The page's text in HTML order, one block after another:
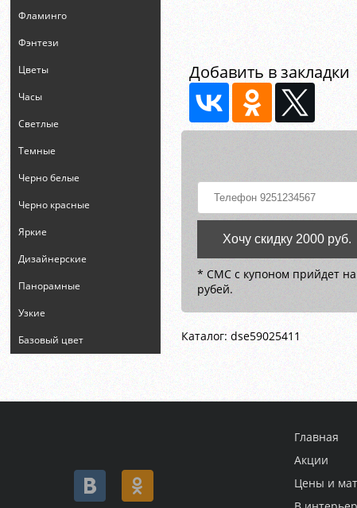
Фламинго
Фэнтези
Цветы
Часы
Светлые
Темные
Черно белые
Черно красные
Яркие
Дизайнерские
Панорамные
Узкие
Базовый цвет
Добавить в закладки
Хочу скидку 2000 руб.
* СМС с купоном прийдет на
рубей.
Каталог: dse59025411
Главная
Акции
Цены и